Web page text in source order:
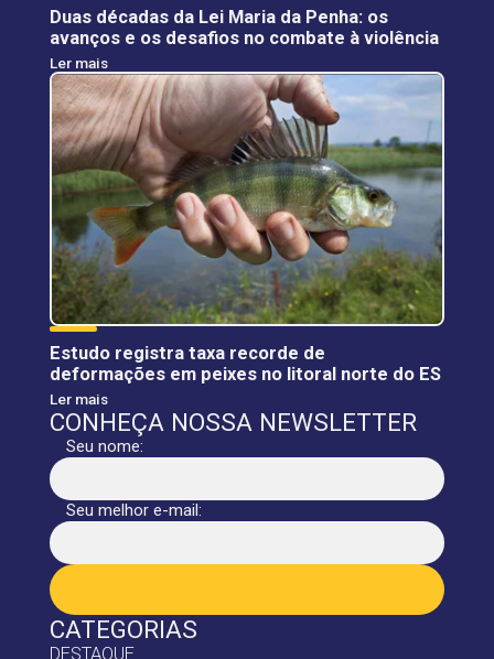
CATEGORIAS
DESTAQUE
Duas décadas da Lei Maria da Penha: os
avanços e os desafios no combate à violência
Ler mais
Estudo registra taxa recorde de
deformações em peixes no litoral norte do ES
Ler mais
CONHEÇA NOSSA NEWSLETTER
Seu nome:
Seu melhor e-mail: